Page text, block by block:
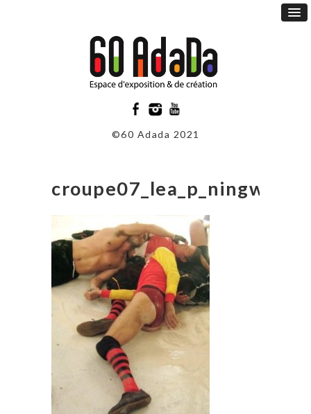
©60 Adada 2021
croupe07_lea_p_ningw3